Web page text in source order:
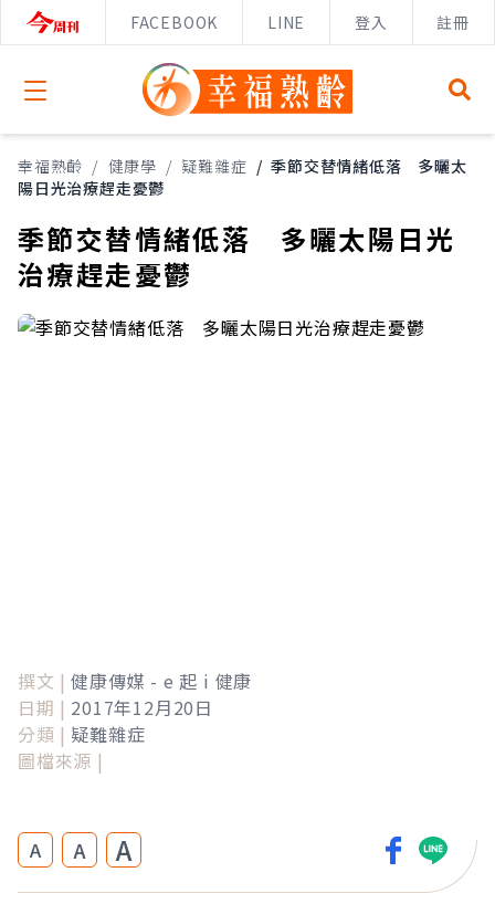
FACEBOOK LINE 登入 註冊
Open menu
幸福熟齡 / 健康學 / 疑難雜症 / 季節交替情緒低落 多曬太
陽日光治療趕走憂鬱
季節交替情緒低落 多曬太陽日光
治療趕走憂鬱
撰文 | 健康傳媒 - e 起 i 健康
日期 | 2017年12月20日
分類 | 疑難雜症
圖檔來源 |
A A A